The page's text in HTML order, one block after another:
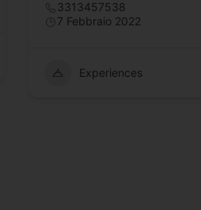
3313457538
7 Febbraio 2022
Experiences